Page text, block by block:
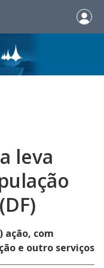
leva
ação, com
e outro serviços